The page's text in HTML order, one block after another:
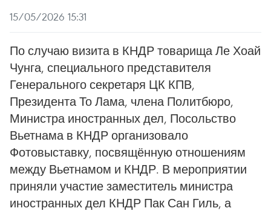
15/05/2026 15:31
По случаю визита в КНДР товарища Ле Хоай
Чунга, специального представителя
Генерального секретаря ЦК КПВ,
Президента То Лама, члена Политбюро,
Министра иностранных дел, Посольство
Вьетнама в КНДР организовало
Фотовыставку, посвящённую отношениям
между Вьетнамом и КНДР. В мероприятии
приняли участие заместитель министра
иностранных дел КНДР Пак Сан Гиль, а